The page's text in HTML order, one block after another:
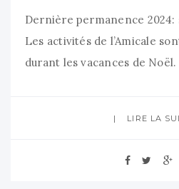
Dernière permanence 2024:
Les activités de l’Amicale
durant les vacances de
LIRE LA